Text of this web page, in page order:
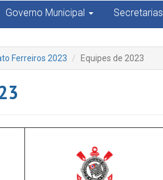
Governo Municipal Secretarias
Ferreiros 2023 Equipes de 2023